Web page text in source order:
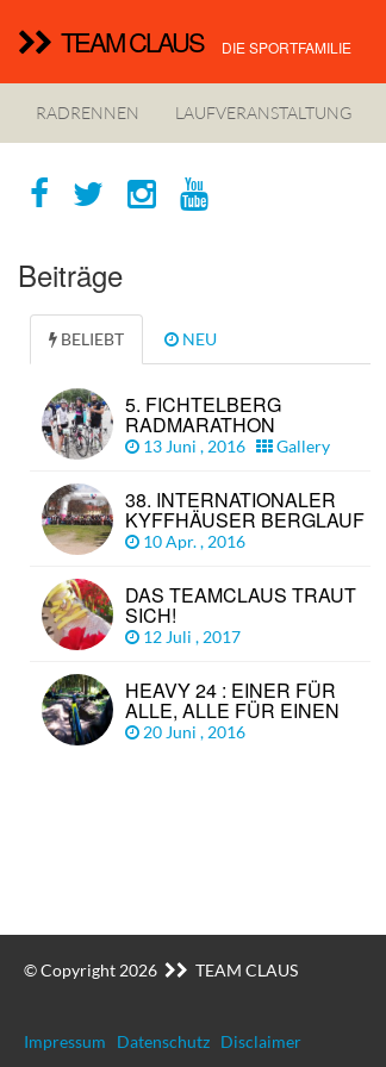
TEAM CLAUS DIE SPORTFAMILIE
RADRENNEN LAUFVERANSTALTUNG
Beiträge
BELIEBT NEU
5. FICHTELBERG
RADMARATHON
13 Juni , 2016 Gallery
38. INTERNATIONALER
KYFFHÄUSER BERGLAUF
10 Apr. , 2016
DAS TEAMCLAUS TRAUT
SICH!
12 Juli , 2017
HEAVY 24 : EINER FÜR
ALLE, ALLE FÜR EINEN
20 Juni , 2016
© Copyright 2026 TEAM CLAUS
Impressum Datenschutz Disclaimer